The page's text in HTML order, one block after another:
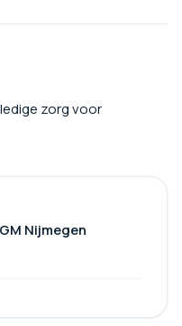
zorg voor
Nijmegen